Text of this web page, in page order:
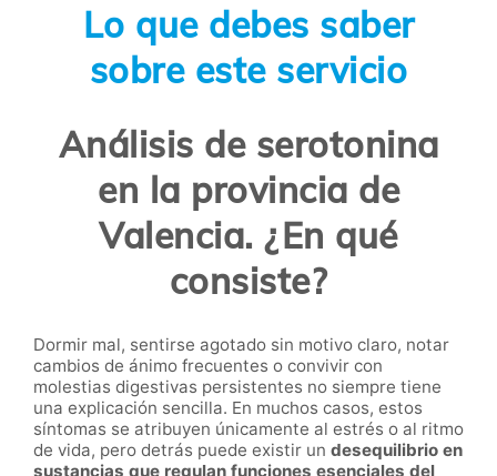
Lo que debes saber
sobre este servicio
Análisis de serotonina
en la provincia de
Valencia. ¿En qué
consiste?
Dormir mal, sentirse agotado sin motivo claro, notar
cambios de ánimo frecuentes o convivir con
molestias digestivas persistentes no siempre tiene
una explicación sencilla. En muchos casos, estos
síntomas se atribuyen únicamente al estrés o al ritmo
de vida, pero detrás puede existir un desequilibrio en
sustancias que regulan funciones esenciales del